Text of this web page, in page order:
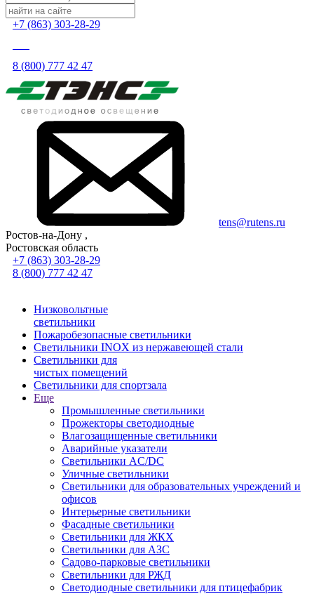
+7 (863) 303-28-29
8 (800) 777 42 47
tens@rutens.ru
Ростов-на-Дону ,
Ростовская область
+7 (863) 303-28-29
8 (800) 777 42 47
Низковольтные
светильники
Пожаробезопасные светильники
Светильники INOX из нержавеющей стали
Светильники для
чистых помещений
Светильники для спортзала
Еще
Промышленные светильники
Прожекторы светодиодные
Влагозащищенные светильники
Аварийные указатели
Светильники AC/DC
Уличные светильники
Светильники для образовательных учреждений и
офисов
Интерьерные светильники
Фасадные светильники
Светильники для ЖКХ
Светильники для АЗС
Садово-парковые светильники
Светильники для РЖД
Светодиодные светильники для птицефабрик